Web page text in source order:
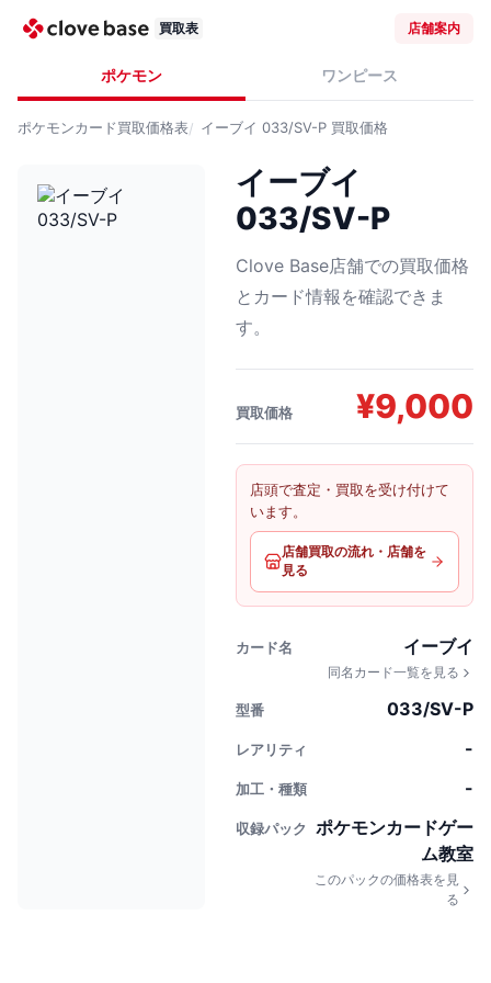
買取表 店舗案内
ポケモン ワンピース
ポケモンカード買取価格表 イーブイ 033/SV-P 買取価格
イーブイ
033/SV-P
Clove Base店舗での買取価格
とカード情報を確認できま
す。
買取価格 ¥9,000
店頭で査定・買取を受け付けて
います。
店舗買取の流れ・店舗を
見る
カード名 イーブイ
同名カード一覧を見る
型番 033/SV-P
レアリティ -
加工・種類 -
収録パック
ポケモンカードゲー
ム教室
このパックの価格表を見
る